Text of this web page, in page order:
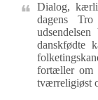
Dialog,
dagens
danskfødte
fortæller om
tværreligiøst